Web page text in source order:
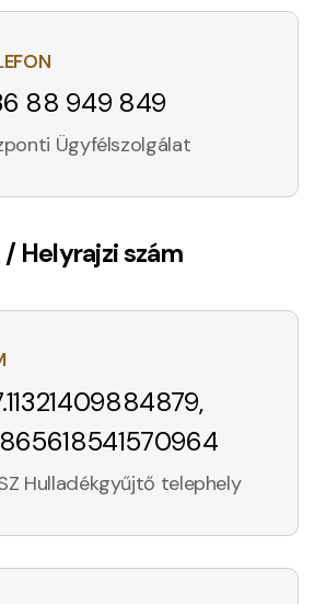
88 949 849
Ügyfélszolgálat
Helyrajzi szám
Hulladékgyűjtő telephely